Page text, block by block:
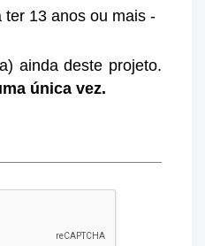
ter 13 anos ou mais -
ainda deste projeto.
única vez.